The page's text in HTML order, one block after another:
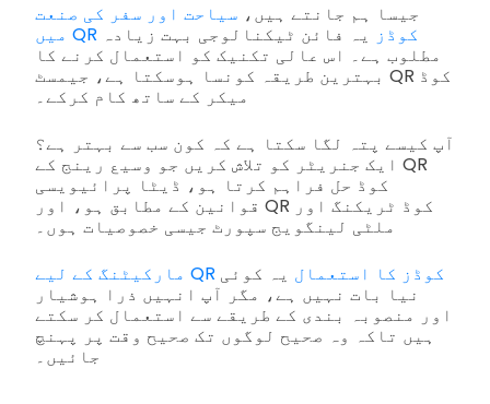
جیسا ہم جانتے ہیں، سیاحت اور سفر کی صنعت
میں QR کوڈز یہ فائن ٹیکنالوجی بہت زیادہ
مطلوب ہے۔ اس عالی تکنیک کو استعمال کرنے کا
بہترین طریقہ کونسا ہوسکتا ہے، جیمسٹ QR کوڈ
میکر کے ساتھ کام کرکے۔
آپ کیسے پتہ لگا سکتا ہے کہ کون سب سے بہتر ہے؟
ایک جنریٹر کو تلاش کریں جو وسیع رینج کے QR
کوڈ حل فراہم کرتا ہو، ڈیٹا پرائیویسی
قوانین کے مطابق ہو، اور QR کوڈ ٹریکنگ اور
ملٹی لینگویج سپورٹ جیسی خصوصیات ہوں۔
مارکیٹنگ کے لیے QR کوڈز کا استعمال یہ کوئی
نیا بات نہیں ہے، مگر آپ انہیں ذرا ہوشیار
اور منصوبہ بندی کے طریقے سے استعمال کر سکتے
ہیں تاکہ وہ صحیح لوگوں تک صحیح وقت پر پہنچ
جائیں۔